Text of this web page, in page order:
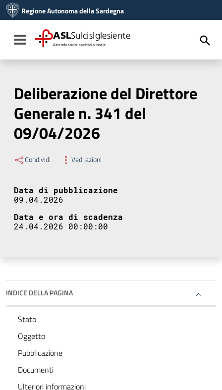
Vai al menu di navigazione
Vai al footer
Regione Autonoma della Sardegna
Toggle navigation
ASLSulcisIglesiente
Azienda socio-sanitaria locale
Deliberazione del Direttore
Generale n. 341 del
09/04/2026
Condividi Vedi azioni
Data di pubblicazione
09.04.2026
Data e ora di scadenza
24.04.2026 00:00:00
INDICE DELLA PAGINA
Stato
Oggetto
Pubblicazione
Documenti
Ulteriori informazioni